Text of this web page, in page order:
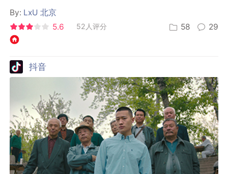
By: LxU 北京
5.6
52人评分 58 29
抖音